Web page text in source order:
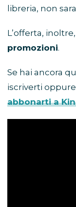
libreria, non
L’offerta, inoltre,
promozioni.
Se hai ancora
iscriverti
abbonarti a